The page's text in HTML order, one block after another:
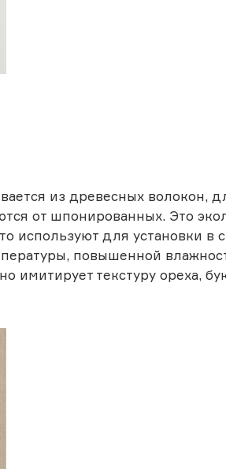
из древесных волокон,
от шпонированных. Это
для установки в
повышенной
имитирует текстуру ореха,